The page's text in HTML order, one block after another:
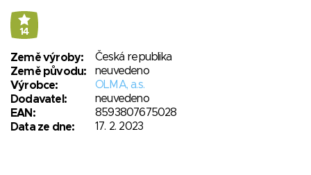
14
Země výroby:
Česká republika
Země původu:
neuvedeno
Výrobce:
OLMA, a.s.
Dodavatel:
neuvedeno
EAN:
8593807675028
Data ze dne:
17. 2. 2023